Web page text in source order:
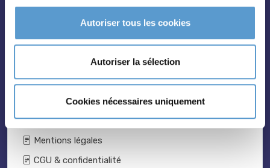
Autoriser tous les cookies
Autoriser la sélection
Cookies nécessaires uniquement
Catalogue 2024-2025
Nous contacter
Mentions légales
CGU & confidentialité